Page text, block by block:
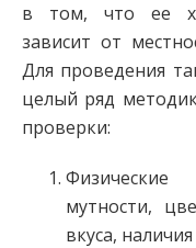
в том, что ее
зависит от
Для проведения
целый ряд
проверки:
мутности,
вкуса,